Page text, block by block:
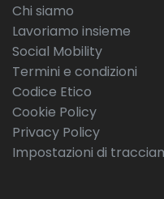
Chi siamo
Lavoriamo insieme
Social Mobility
Termini e condizioni
Codice Etico
Cookie Policy
Privacy Policy
Impostazioni di